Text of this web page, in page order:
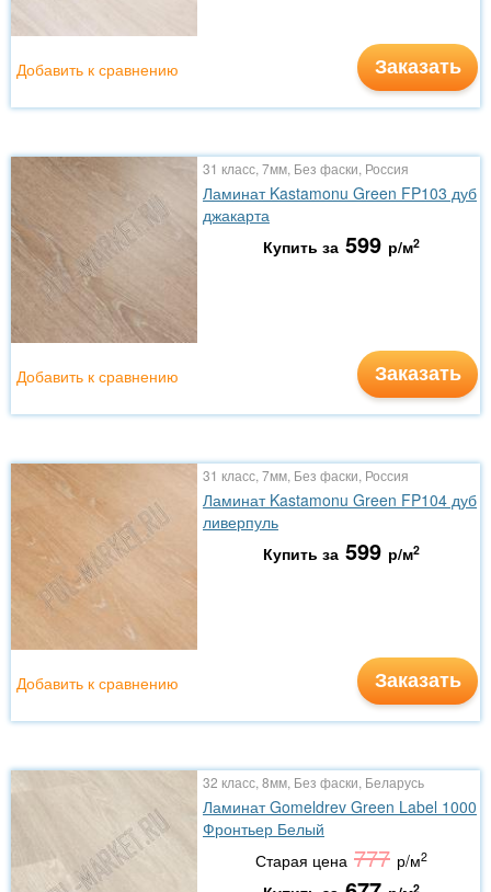
Заказать
Добавить к сравнению
31 класс, 7мм, Без фаски, Россия
Ламинат Kastamonu Green FP103 дуб
джакарта
Купить за 599 р/м2
Заказать
Добавить к сравнению
31 класс, 7мм, Без фаски, Россия
Ламинат Kastamonu Green FP104 дуб
ливерпуль
Купить за 599 р/м2
Заказать
Добавить к сравнению
32 класс, 8мм, Без фаски, Беларусь
Ламинат Gomeldrev Green Label 1000
Фронтьер Белый
Старая цена 777 р/м2
2